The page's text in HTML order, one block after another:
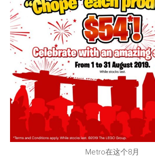
Metro在这个8月